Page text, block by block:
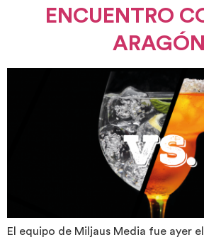
ENCUENTRO
ARAGÓN
El equipo de Miljaus Media fue ayer